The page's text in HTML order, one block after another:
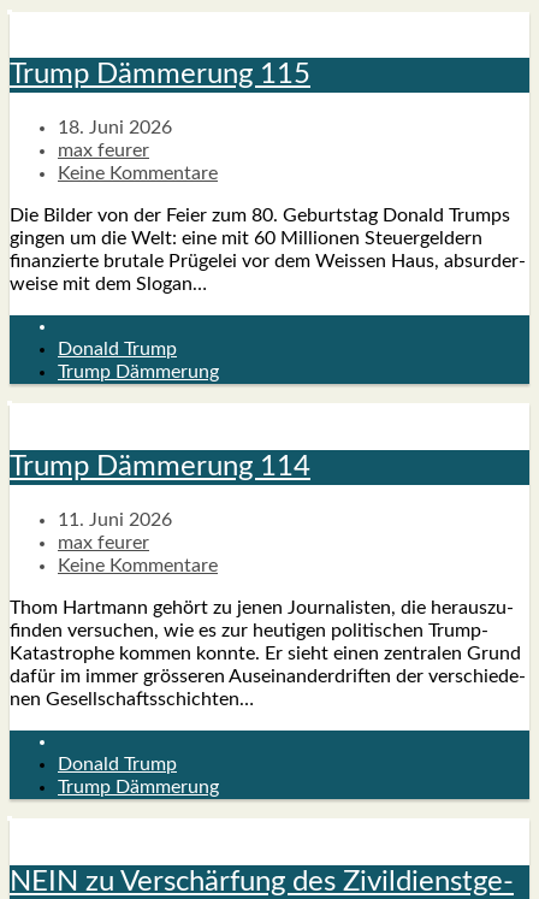
Trump Däm­me­rung 115
18. Juni 2026
max feurer
Keine Kommentare
Die Bil­der von der Fei­er zum 80. Geburts­tag Donald Trumps
gin­gen um die Welt: eine mit 60 Mil­lio­nen Steu­er­gel­dern
finan­zier­te bru­ta­le Prü­ge­lei vor dem Weis­sen Haus, absur­der­
wei­se mit dem Slo­gan…
Donald Trump
Trump Dämmerung
Trump Däm­me­rung 114
11. Juni 2026
max feurer
Keine Kommentare
Thom Hart­mann gehört zu jenen Jour­na­lis­ten, die her­aus­zu­
fin­den ver­su­chen, wie es zur heu­ti­gen poli­ti­schen Trump-
Kata­s­tro­­phe kom­men konn­te. Er sieht einen zen­tra­len Grund
dafür im immer grös­se­ren Aus­ein­an­der­drif­ten der ver­schie­de­
nen Gesell­schafts­schich­ten…
Donald Trump
Trump Dämmerung
NEIN zu Ver­schär­fung des Zivil­dienst­ge­